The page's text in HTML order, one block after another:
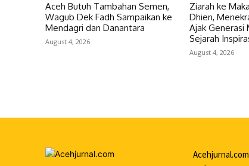
Aceh Butuh Tambahan Semen,
Wagub Dek Fadh Sampaikan ke
Mendagri dan Danantara
August 4, 2026
Ziarah ke
Dhien,
Ajak Generasi
Sejarah
August 4, 2026